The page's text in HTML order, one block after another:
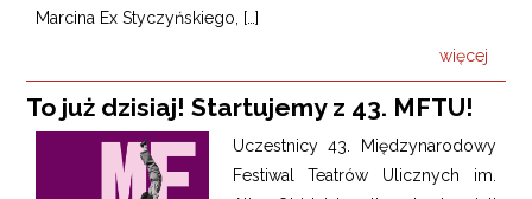
Marcina Ex Styczyńskiego, […]
więcej
To już dzisiaj! Startujemy z 43. MFTU!
Uczestnicy 43. Międzynarodowy
Festiwal Teatrów Ulicznych im.